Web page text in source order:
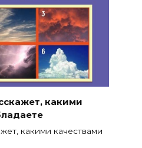
какими
какими качествами